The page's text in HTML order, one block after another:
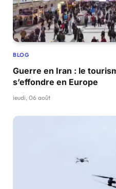
BLOG
Guerre en Iran : le
s’effondre en Europe
jeudi, 06 août